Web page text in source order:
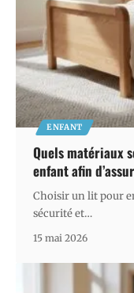
ENFANT
Quels matériaux
enfant afin
Choisir un lit pour
sécurité et…
15 mai 2026